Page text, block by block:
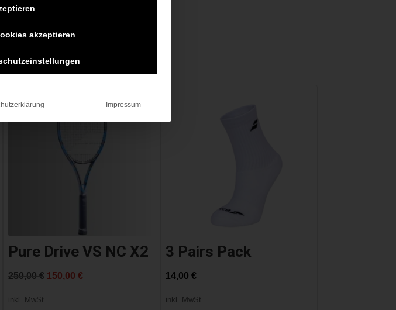
Angebot!
Pure Drive VS NC X2
250,00 € Ursprünglicher
150,00 €
inkl. MwSt.
3 Pairs Pack
14,00 €
inkl. MwSt.
akzeptieren
Impressum